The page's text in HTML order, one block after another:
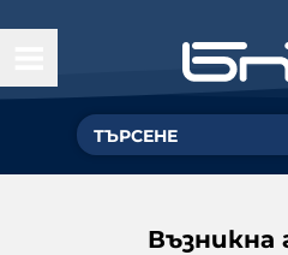
Възникна